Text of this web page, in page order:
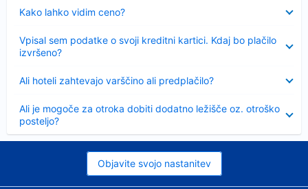
Kako lahko vidim ceno?
Vpisal sem podatke o svoji kreditni kartici. Kdaj bo plačilo
izvršeno?
Ali hoteli zahtevajo varščino ali predplačilo?
Ali je mogoče za otroka dobiti dodatno ležišče oz. otroško
posteljo?
Objavite svojo nastanitev